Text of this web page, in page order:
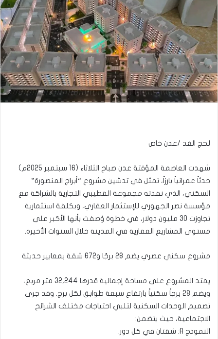
لحج الغد /عدن خاص
شهدت العاصمة المؤقتة عدن صباح الثلاثاء (16 سبتمبر 2025م)
حدثاً عمرانياً بارزاً، تمثل في تدشين مشروع “أبراج المنصورة”
السكني، الذي نفذته مجموعة القطيبي التجارية بالشراكة مع
مؤسسة نصر الجهوري للإستثمار العقاري، وبكلفة استثمارية
تجاوزت 30 مليون دولار، في خطوة وُصفت بأنها الأكبر على
مستوى المشاريع العقارية في المدينة خلال السنوات الأخيرة.
مشروع سكني عصري يضم 28 برجًا و672 شقة بمعايير حديثة
يمتد المشروع على مساحة إجمالية قدرها 32,244 متر مربع،
ويضم 28 برجاً سكنياً بارتفاع سبعة طوابق لكل برج. وقد جرى
تصميم الوحدات السكنية لتلبي احتياجات مختلف الشرائح
الاجتماعية، حيث يتضمن:
النموذج A: شقتان في كل دور.